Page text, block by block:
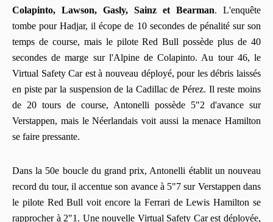
Colapinto, Lawson, Gasly, Sainz et Bearman. L'enquête
tombe pour Hadjar, il écope de 10 secondes de pénalité sur son
temps de course, mais le pilote Red Bull possède plus de 40
secondes de marge sur l'Alpine de Colapinto. Au tour 46, le
Virtual Safety Car est à nouveau déployé, pour les débris laissés
en piste par la suspension de la Cadillac de Pérez. Il reste moins
de 20 tours de course, Antonelli possède 5"2 d'avance sur
Verstappen, mais le Néerlandais voit aussi la menace Hamilton
se faire pressante.
Dans la 50e boucle du grand prix, Antonelli établit un nouveau
record du tour, il accentue son avance à 5"7 sur Verstappen dans
le pilote Red Bull voit encore la Ferrari de Lewis Hamilton se
rapprocher à 2"1. Une nouvelle Virtual Safety Car est déployée,